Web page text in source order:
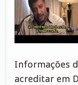
Informações
acreditar em